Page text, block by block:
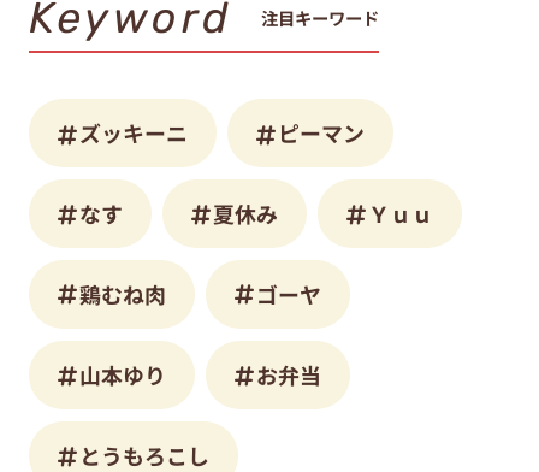
Keyword 注目キーワード
ズッキーニ ピーマン
なす 夏休み Ｙｕｕ
鶏むね肉 ゴーヤ
山本ゆり お弁当
とうもろこし